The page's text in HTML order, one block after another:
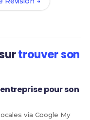
trouver son
pour son
via Google My